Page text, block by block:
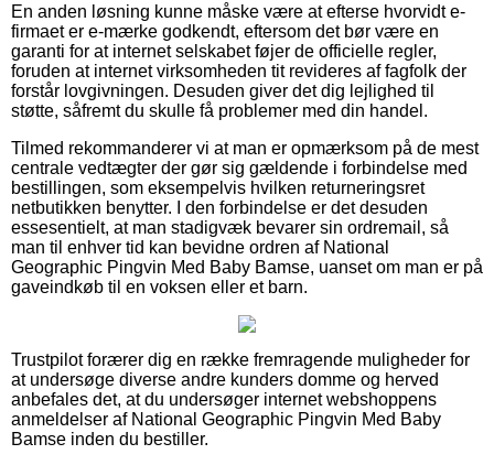
En anden løsning kunne måske være at efterse hvorvidt e-
firmaet er e-mærke godkendt, eftersom det bør være en
garanti for at internet selskabet føjer de officielle regler,
foruden at internet virksomheden tit revideres af fagfolk der
forstår lovgivningen. Desuden giver det dig lejlighed til
støtte, såfremt du skulle få problemer med din handel.
Tilmed rekommanderer vi at man er opmærksom på de mest
centrale vedtægter der gør sig gældende i forbindelse med
bestillingen, som eksempelvis hvilken returneringsret
netbutikken benytter. I den forbindelse er det desuden
essesentielt, at man stadigvæk bevarer sin ordremail, så
man til enhver tid kan bevidne ordren af National
Geographic Pingvin Med Baby Bamse, uanset om man er på
gaveindkøb til en voksen eller et barn.
Trustpilot forærer dig en række fremragende muligheder for
at undersøge diverse andre kunders domme og herved
anbefales det, at du undersøger internet webshoppens
anmeldelser af National Geographic Pingvin Med Baby
Bamse inden du bestiller.